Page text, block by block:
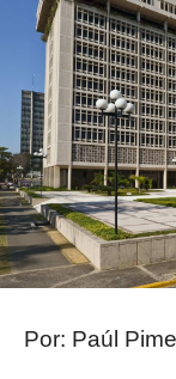
Por: Paúl